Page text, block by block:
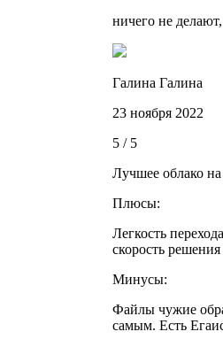
ничего не
Галина Галина
23 ноября 2022
5 / 5
Лучшее облако
Плюсы:
Легкость
скорость
Минусы:
Файлы чужие
самым. Есть